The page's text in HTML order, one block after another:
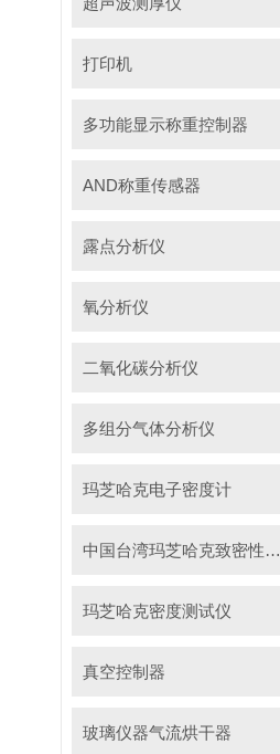
打印机
多功能显示称重控制器
AND称重传感器
露点分析仪
氧分析仪
二氧化碳分析仪
多组分气体分析仪
玛芝哈克电子密度计
中国台湾玛芝哈克致密性材料密度测试仪
玛芝哈克密度测试仪
真空控制器
玻璃仪器气流烘干器